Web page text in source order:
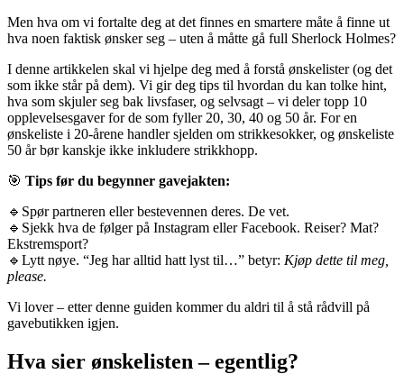
Men hva om vi fortalte deg at det finnes en smartere måte å finne ut
hva noen faktisk ønsker seg – uten å måtte gå full Sherlock Holmes?
I denne artikkelen skal vi hjelpe deg med å forstå ønskelister (og det
som ikke står på dem). Vi gir deg tips til hvordan du kan tolke hint,
hva som skjuler seg bak livsfaser, og selvsagt – vi deler topp 10
opplevelsesgaver for de som fyller 20, 30, 40 og 50 år. For en
ønskeliste i 20-årene handler sjelden om strikkesokker, og ønskeliste
50 år bør kanskje ikke inkludere strikkhopp.
🎯 Tips før du begynner gavejakten:
🔹Spør partneren eller bestevennen deres. De vet.
🔹Sjekk hva de følger på Instagram eller Facebook. Reiser? Mat?
Ekstremsport?
🔹Lytt nøye. “Jeg har alltid hatt lyst til…” betyr: Kjøp dette til meg,
please.
Vi lover – etter denne guiden kommer du aldri til å stå rådvill på
gavebutikken igjen.
Hva sier ønskelisten – egentlig?